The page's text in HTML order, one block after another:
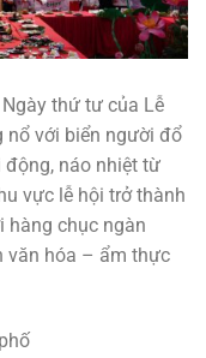
thứ tư của Lễ
nổ với biển người đổ
động, náo nhiệt từ
vực lễ hội trở thành
hàng chục ngàn
văn hóa – ẩm thực